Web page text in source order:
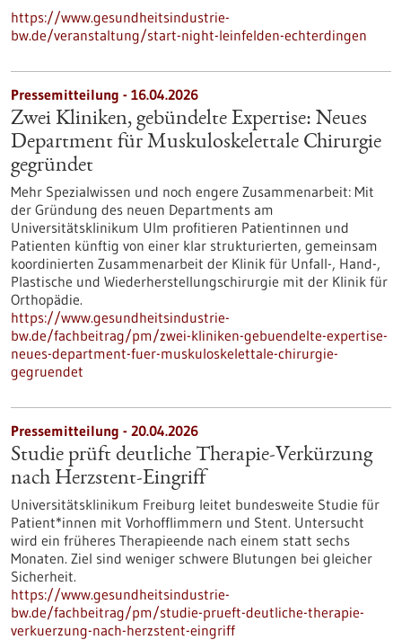
https://www.gesundheitsindustrie-
bw.de/veranstaltung/start-night-leinfelden-echterdingen
Pressemitteilung - 16.04.2026
Zwei Kliniken, gebündelte Expertise: Neues
Department für Muskuloskelettale Chirurgie
gegründet
Mehr Spezialwissen und noch engere Zusammenarbeit: Mit
der Gründung des neuen Departments am
Universitätsklinikum Ulm profitieren Patientinnen und
Patienten künftig von einer klar strukturierten, gemeinsam
koordinierten Zusammenarbeit der Klinik für Unfall-​, Hand-,
Plastische und Wiederherstellungschirurgie mit der Klinik für
Orthopädie.
https://www.gesundheitsindustrie-
bw.de/fachbeitrag/pm/zwei-kliniken-gebuendelte-expertise-
neues-department-fuer-muskuloskelettale-chirurgie-
gegruendet
Pressemitteilung - 20.04.2026
Studie prüft deutliche Therapie-Verkürzung
nach Herzstent-Eingriff
Universitätsklinikum Freiburg leitet bundesweite Studie für
Patient*innen mit Vorhofflimmern und Stent. Untersucht
wird ein früheres Therapieende nach einem statt sechs
Monaten. Ziel sind weniger schwere Blutungen bei gleicher
Sicherheit.
https://www.gesundheitsindustrie-
bw.de/fachbeitrag/pm/studie-prueft-deutliche-therapie-
verkuerzung-nach-herzstent-eingriff